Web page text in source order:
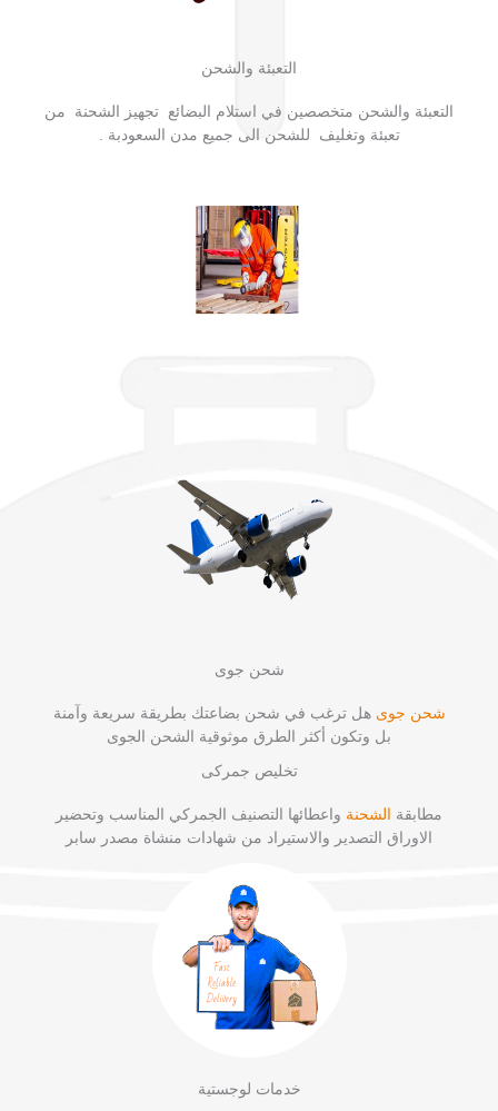
التعبئة والشحن
التعبئة والشحن متخصصين في استلام البضائع تجهيز الشحنة من
تعبئة وتغليف للشحن الى جميع مدن السعودبة .
شحن جوى
شحن جوى هل ترغب في شحن بضاعتك بطريقة سريعة وآمنة
بل وتكون أكثر الطرق موثوقية الشحن الجوى
تخليص جمركى
مطابقة الشحنة واعطائها التصنيف الجمركي المناسب وتحضير
الاوراق التصدير والاستيراد من شهادات منشاة مصدر سابر
خدمات لوجستية